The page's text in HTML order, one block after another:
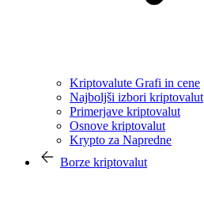
Kriptovalute Grafi in cene
Najboljši izbori kriptovalut
Primerjave kriptovalut
Osnove kriptovalut
Krypto za Napredne
Borze kriptovalut